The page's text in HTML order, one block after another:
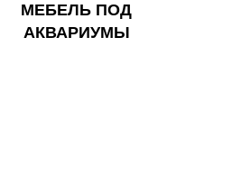
МЕБЕЛЬ ПОД
АКВАРИУМЫ​